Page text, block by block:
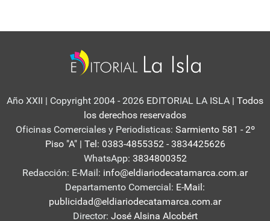
Año XXII | Copyright 2004 - 2026 EDITORIAL LA ISLA | Todos
los derechos reservados
Oficinas Comerciales y Periodisticas: Sarmiento 581 - 2º
Piso "A" | Tel: 0383-4855352 - 3834425626
WhatsApp: 3834800352
Redacción: E-Mail: info@eldiariodecatamarca.com.ar
Departamento Comercial: E-Mail:
publicidad@eldiariodecatamarca.com.ar
Director: José Alsina Alcobért